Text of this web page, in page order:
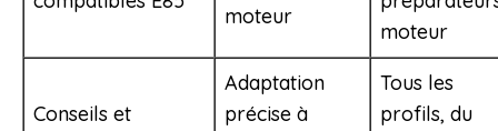
moteur
moteur
Conseils et
Adaptation
précise à
Tous les
profils, du